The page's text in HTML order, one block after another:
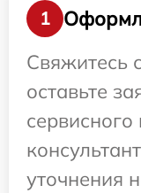
1
Свяжитесь
оставьте
уточнения